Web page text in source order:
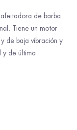
de barba
Tiene un motor
de baja vibración y
y de última